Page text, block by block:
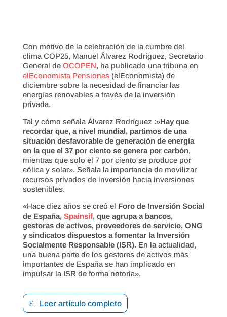
Con motivo de la celebración de la cumbre del
clima COP25, Manuel Álvarez Rodríguez, Secretario
General deOCOPEN, ha publicado una tribuna en
elEconomista Pensiones(elEconomista) de
diciembre sobre la necesidad de financiar las
energías renovables a través de la inversión
privada.
Tal y cómo señala Álvarez Rodríguez :»Hay que
recordar que, a nivel mundial, partimos de una
situación desfavorable de generación de energía
en la que el 37 por ciento se genera por carbón,
mientras que solo el 7 por ciento se produce por
eólica y solar». Señala la importancia de movilizar
recursos privados de inversión hacia inversiones
sostenibles.
«Hace diez años se creó el Foro de Inversión Social
de España, Spainsif, que agrupa a bancos,
gestoras de activos, proveedores de servicio, ONG
y sindicatos dispuestos a fomentar la Inversión
Socialmente Responsable (ISR).En la actualidad,
una buena parte de los gestores de activos más
importantes de España se han implicado en
impulsar la ISR de forma notoria».
Leer artículo completo